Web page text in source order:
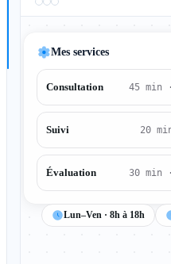
Mes services
Consultation 45 min
Suivi 20
Évaluation 30 min
Lun–Ven · 8h à 18h